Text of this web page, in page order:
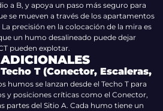
a B, y apoya un paso más seguro para
se mueven a través de los apartamentos
precisión en la colocación de la mira es
un humo desalineado puede dejar
pueden explotar.
T (Conector, Escaleras,
humos se lanzan desde el Techo T para
y posiciones críticas como el Conector,
partes del Sitio A. Cada humo tiene un